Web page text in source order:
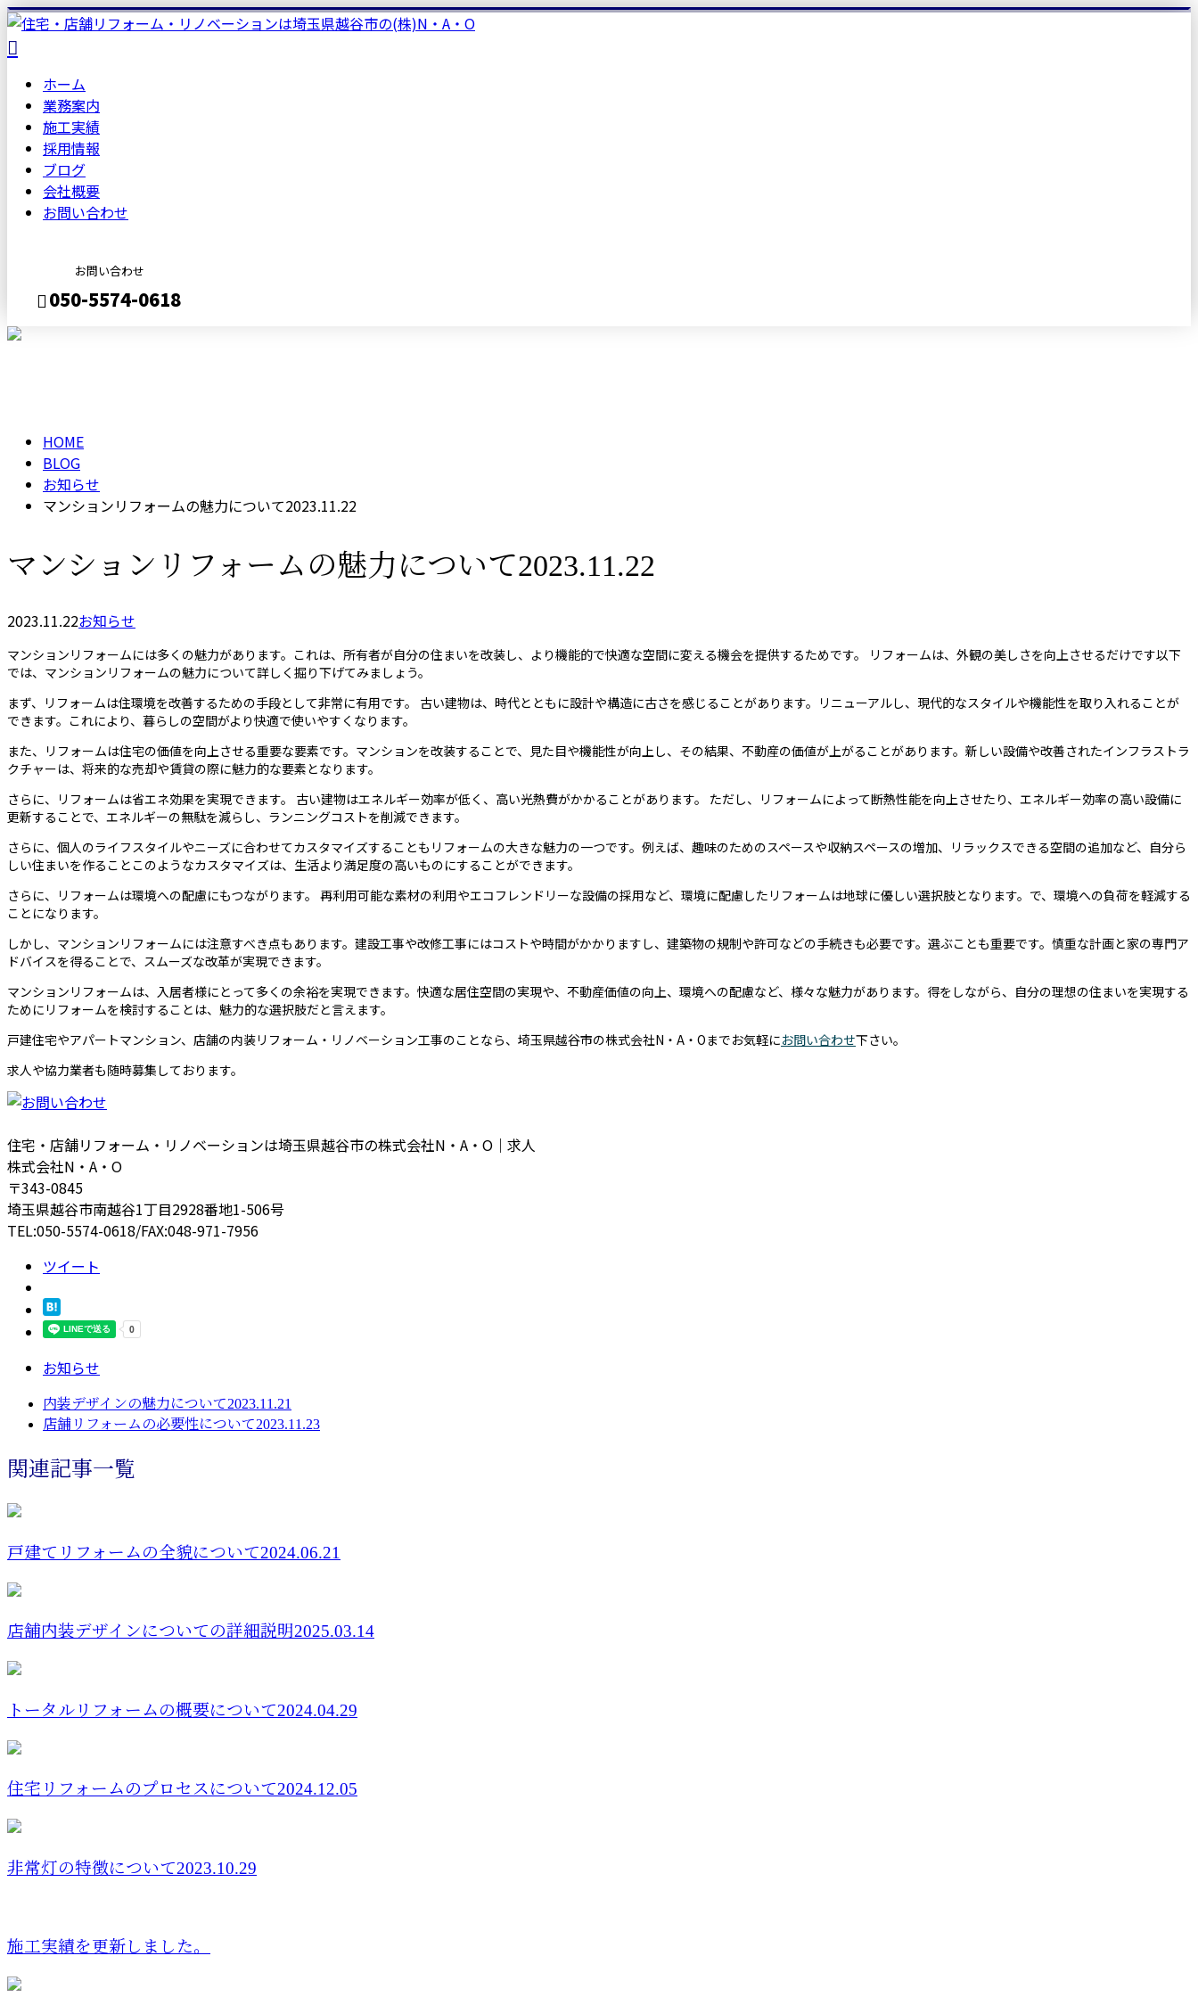
ホーム
業務案内
施工実績
採用情報
ブログ
会社概要
お問い合わせ
お問い合わせ
050-5574-0618
HOME
BLOG
お知らせ
マンションリフォームの魅力について2023.11.22
マンションリフォームの魅力について2023.11.22
2023.11.22お知らせ
マンションリフォームには多くの魅力があります。これは、所有者が自分の住まいを改装し、より機能的で快適な空間に変える機会を提供するためです。 リフォームは、外観の美しさを向上させるだけです以下
では、マンションリフォームの魅力について詳しく掘り下げてみましょう。
まず、リフォームは住環境を改善するための手段として非常に有用です。 古い建物は、時代とともに設計や構造に古さを感じることがあります。リニューアルし、現代的なスタイルや機能性を取り入れることが
できます。これにより、暮らしの空間がより快適で使いやすくなります。
また、リフォームは住宅の価値を向上させる重要な要素です。マンションを改装することで、見た目や機能性が向上し、その結果、不動産の価値が上がることがあります。新しい設備や改善されたインフラストラ
クチャーは、将来的な売却や賃貸の際に魅力的な要素となります。
さらに、リフォームは省エネ効果を実現できます。 古い建物はエネルギー効率が低く、高い光熱費がかかることがあります。 ただし、リフォームによって断熱性能を向上させたり、エネルギー効率の高い設備に
更新することで、エネルギーの無駄を減らし、ランニングコストを削減できます。
さらに、個人のライフスタイルやニーズに合わせてカスタマイズすることもリフォームの大きな魅力の一つです。例えば、趣味のためのスペースや収納スペースの増加、リラックスできる空間の追加など、自分ら
しい住まいを作ることこのようなカスタマイズは、生活より満足度の高いものにすることができます。
さらに、リフォームは環境への配慮にもつながります。 再利用可能な素材の利用やエコフレンドリーな設備の採用など、環境に配慮したリフォームは地球に優しい選択肢となります。で、環境への負荷を軽減する
ことになります。
しかし、マンションリフォームには注意すべき点もあります。建設工事や改修工事にはコストや時間がかかりますし、建築物の規制や許可などの手続きも必要です。選ぶことも重要です。慎重な計画と家の専門ア
ドバイスを得ることで、スムーズな改革が実現できます。
マンションリフォームは、入居者様にとって多くの余裕を実現できます。快適な居住空間の実現や、不動産価値の向上、環境への配慮など、様々な魅力があります。得をしながら、自分の理想の住まいを実現する
ためにリフォームを検討することは、魅力的な選択肢だと言えます。
戸建住宅やアパートマンション、店舗の内装リフォーム・リノベーション工事のことなら、埼玉県越谷市の株式会社N・A・Oまでお気軽にお問い合わせ下さい。
求人や協力業者も随時募集しております。
住宅・店舗リフォーム・リノベーションは埼玉県越谷市の株式会社N・A・O｜求人
株式会社N・A・O
〒343-0845
埼玉県越谷市南越谷1丁目2928番地1-506号
TEL:050-5574-0618/FAX:048-971-7956
ツイート
お知らせ
内装デザインの魅力について2023.11.21
店舗リフォームの必要性について2023.11.23
関連記事一覧
戸建てリフォームの全貌について2024.06.21
店舗内装デザインについての詳細説明2025.03.14
トータルリフォームの概要について2024.04.29
住宅リフォームのプロセスについて2024.12.05
非常灯の特徴について2023.10.29
施工実績を更新しました。